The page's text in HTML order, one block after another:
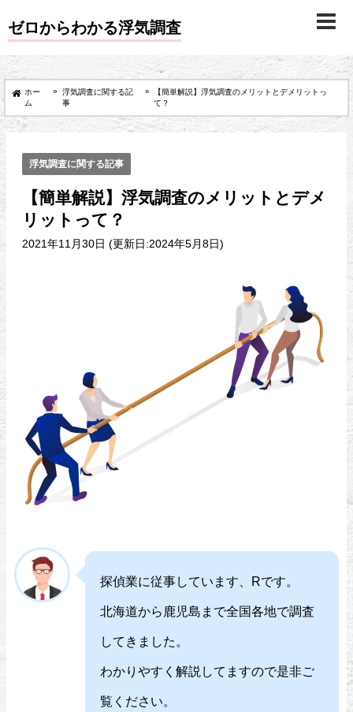
ゼロからわかる浮気調査
ホー
ム
»
浮気調査に関する記
事
»
【簡単解説】浮気調査のメリットとデメリットっ
て？
浮気調査に関する記事
【簡単解説】浮気調査のメリットとデメ
リットって？
2021年11月30日 (更新日:2024年5月8日)
探偵業に従事しています、Rです。
北海道から鹿児島まで全国各地で調査
してきました。
わかりやすく解説してますので是非ご
覧ください。